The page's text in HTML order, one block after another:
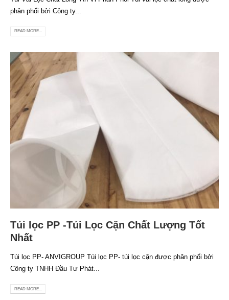
phân phối bởi Công ty...
READ MORE...
Túi lọc PP -Túi Lọc Cặn Chất Lượng Tốt
Nhất
Túi lọc PP- ANVIGROUP Túi lọc PP- túi lọc cặn được phân phối bởi
Công ty TNHH Đầu Tư Phát...
READ MORE...